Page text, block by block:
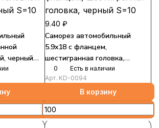
черный
9.40 ₽
Саморез автомобильный
5.9x18 с фланцем,
шестигранная головка,
черный S=10
0
Есть в наличии
Арт. KD-0094
В корзину